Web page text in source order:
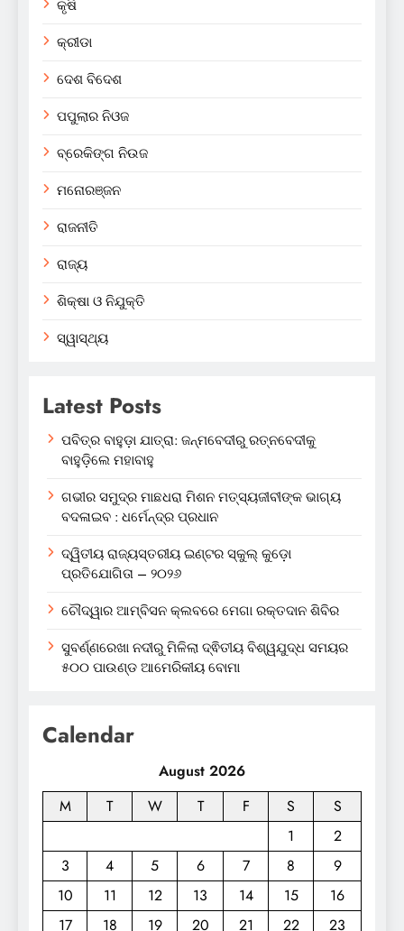
କୃଷି
କ୍ରୀଡା
ଦେଶ ବିଦେଶ
ପପୁଲାର ନିଓଜ
ବ୍ରେକିଙ୍ଗ ନିଉଜ
ମନୋରଞ୍ଜନ
ରାଜନୀତି
ରାଜ୍ୟ
ଶିକ୍ଷା ଓ ନିଯୁକ୍ତି
ସ୍ୱାସ୍ଥ୍ୟ
Latest Posts
ପବିତ୍ର ବାହୁଡ଼ା ଯାତ୍ରା: ଜନ୍ମବେଦୀରୁ ରତ୍ନବେଦୀକୁ
ବାହୁଡ଼ିଲେ ମହାବାହୁ
ଗଭୀର ସମୁଦ୍ର ମାଛଧରା ମିଶନ ମତ୍ସ୍ୟଜୀବୀଙ୍କ ଭାଗ୍ୟ
ବଦଳାଇବ : ଧର୍ମେନ୍ଦ୍ର ପ୍ରଧାନ
ଦ୍ୱିତୀୟ ରାଜ୍ୟସ୍ତରୀୟ ଇଣ୍ଟର ସ୍କୁଲ୍ କୁଡ଼ୋ
ପ୍ରତିଯୋଗିତା – ୨୦୨୬
ଚୌଦ୍ୱାର ଆମ୍ବିସନ କ୍ଲବରେ ମେଗା ରକ୍ତଦାନ ଶିବିର
ସୁବର୍ଣ୍ଣରେଖା ନଦୀରୁ ମିଳିଲା ଦ୍ଵିତୀୟ ବିଶ୍ୱଯୁଦ୍ଧ ସମୟର
୫୦୦ ପାଉଣ୍ଡ ଆମେରିକୀୟ ବୋମା
Calendar
August 2026
M
T W T F S
S
1
2
3
4 5 6 7 8
9
10
11 12 13 14 15
16
17
18 19 20 21 22 23